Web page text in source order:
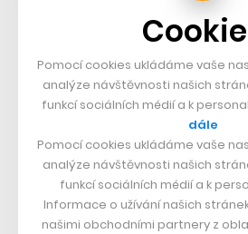
Jiří Šmejc je aktuálně výkonným
PPF, zároveň mu ale patří
Capital, v níž se oboru e-
ve
koupil takévětšinu v logistické
investovaldo chorvatské obdoby
spojitosti s nejnovější transakcí
Pomocí cookies ukládáme vaše
analýze návštěvnosti našich
funkcí sociálních médií a k
dále
Pomocí cookies ukládáme vaše
analýze návštěvnosti našich
funkcí sociálních médií a k
Informace o užívání našich
našimi obchodními partnery z